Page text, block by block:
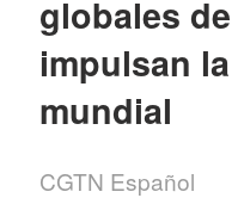
globales
impulsan
mundial
CGTN Español